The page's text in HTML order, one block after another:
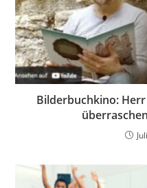
Bilderbuchkino: